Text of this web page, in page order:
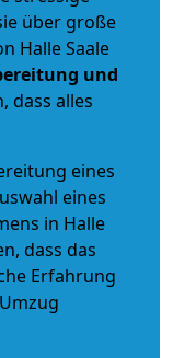
über große
Halle Saale
und
dass alles
eines
eines
in Halle
dass das
Erfahrung